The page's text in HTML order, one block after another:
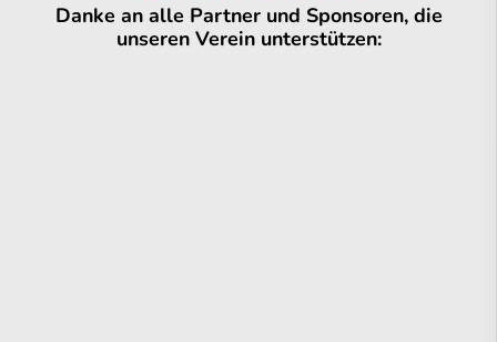
Danke an alle Partner und Sponsoren, die
unseren Verein unterstützen: